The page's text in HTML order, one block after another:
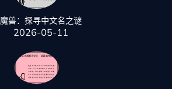
魔兽：探寻中文名之谜
2026-05-11